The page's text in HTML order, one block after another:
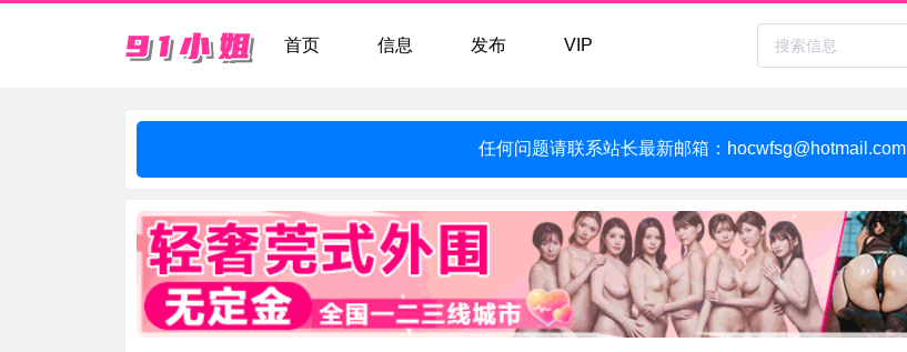
首页 信息 发布 VIP
任何问题请联系站长最新邮箱： hocwfsg@hotmail.com